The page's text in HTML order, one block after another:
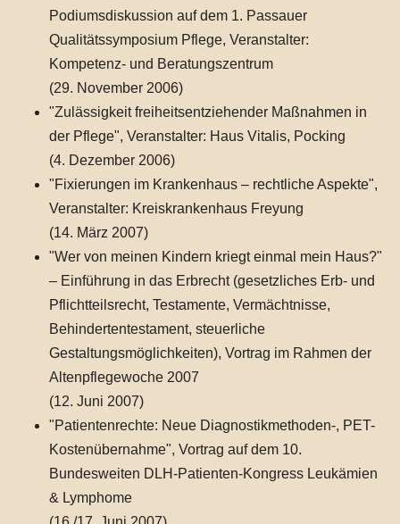
Podiumsdiskussion auf dem 1. Passauer
Qualitätssymposium Pflege, Veranstalter:
Kompetenz- und Beratungszentrum
(29. November 2006)
"Zulässigkeit freiheitsentziehender Maßnahmen in
der Pflege", Veranstalter: Haus Vitalis, Pocking
(4. Dezember 2006)
"Fixierungen im Krankenhaus – rechtliche Aspekte",
Veranstalter: Kreiskrankenhaus Freyung
(14. März 2007)
"Wer von meinen Kindern kriegt einmal mein Haus?"
– Einführung in das Erbrecht (gesetzliches Erb- und
Pflichtteilsrecht, Testamente, Vermächtnisse,
Behindertentestament, steuerliche
Gestaltungsmöglichkeiten), Vortrag im Rahmen der
Altenpflegewoche 2007
(12. Juni 2007)
"Patientenrechte: Neue Diagnostikmethoden-, PET-
Kostenübernahme", Vortrag auf dem 10.
Bundesweiten DLH-Patienten-Kongress Leukämien
& Lymphome